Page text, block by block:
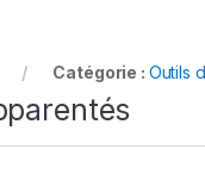
Catégorie : Outils